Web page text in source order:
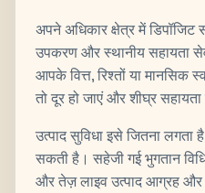
अपने अधिकार क्षेत्र में
उपकरण और स्थानीय सहायता
आपके वित्त, रिश्तों या मानसिक
तो दूर हो जाएं और शीघ्र
उत्पाद सुविधा इसे जितना
सकती है। सहेजी गई भुगतान
और तेज़ लाइव उत्पाद आग्रह और